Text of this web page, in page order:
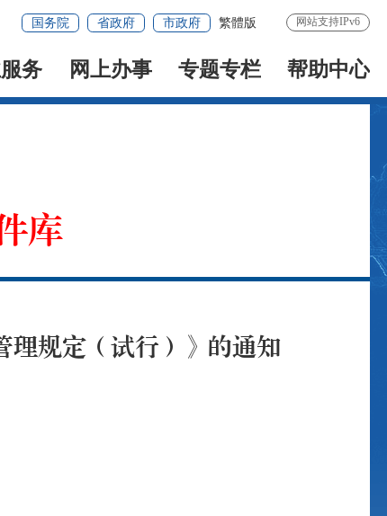
国务院 省政府 市政府 繁體版 网站支持IPv6
务 网上办事 专题专栏 帮助中心
库
规定（试行）》的通知